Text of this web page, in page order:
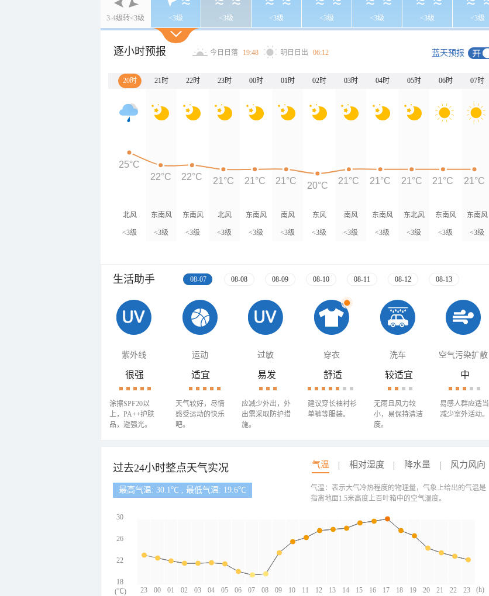
3-4级转<3级 <3级 <3级 <3级 <3级 <3级 <3级 <3级
逐小时预报 今日日落 19:48 明日日出 06:12 蓝天预报
20时 21时 22时 23时 00时 01时 02时 03时 04时 05时 06时 07时
北风
<3级
东南风
<3级
东南风
<3级
北风
<3级
东南风
<3级
南风
<3级
东风
<3级
南风
<3级
东南风
<3级
东北风
<3级
东南风
<3级
东南风
<3级
25°C
22°C 22°C 21°C 21°C 21°C 20°C 21°C 21°C 21°C 21°C 21°C
生活助手 08-07 08-08 08-09 08-10 08-11 08-12 08-13
紫外线 运动 过敏 穿衣 洗车 空气污染扩散
很强
涂擦SPF20以
上，PA++护肤
品，避强光。
适宜
天气较好，尽情
感受运动的快乐
吧。
易发
应减少外出，外
出需采取防护措
施。
舒适
建议穿长袖衬衫
单裤等服装。
较适宜
无雨且风力较
小，易保持清洁
度。
中
易感人群应适当
减少室外活动。
过去24小时整点天气实况 气温 相对湿度 降水量 风力风向
最高气温: 30.1℃ , 最低气温: 19.6℃
23 00 01 02 03 04 05 06 07 08 09 10 11 12 13 14 15 16 17 18 19 20 21 22 23
30
26
22
18
(h)
(℃)
气温：表示大气冷热程度的物理量，气象上给出的气温是
指离地面1.5米高度上百叶箱中的空气温度。